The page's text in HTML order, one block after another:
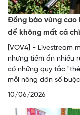
Đồng bào vùng cao
để không mất cả
[VOV4] - Livestream
nhưng tiềm ẩn nhiều
có những quy tắc
mỗi nông dân số
10/06/2026